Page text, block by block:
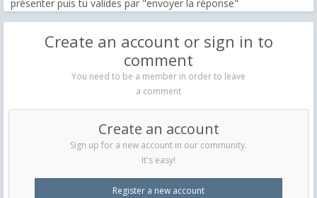
présenter puis tu valides par "envoyer la réponse"
Create an account or sign in to
comment
You need to be a member in order to leave
a comment
Create an account
Sign up for a new account in our community.
It's easy!
Register a new account